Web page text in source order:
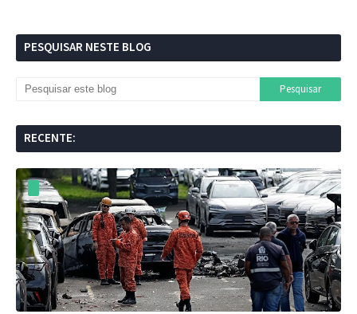
PESQUISAR NESTE BLOG
RECENTE: